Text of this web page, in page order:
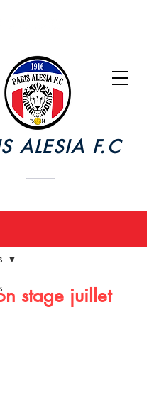
ALESIA F.C
stage juillet